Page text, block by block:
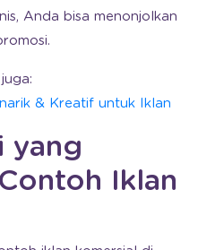
Anda bisa menonjolkan
& Kreatif untuk Iklan
yang
Iklan